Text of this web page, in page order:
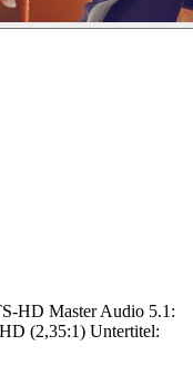
HD Master Audio 5.1:
(2,35:1) Untertitel: